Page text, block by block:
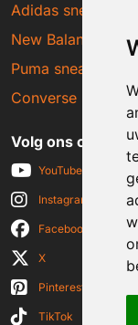
Adidas sneakers
New Balance
Puma sneakers
Converse
Volg ons op
YouTube
Instagram
Facebook
X
Pinterest
TikTok